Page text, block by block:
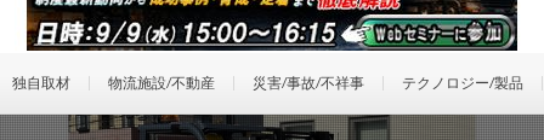
独自取材 物流施設/不動産 災害/事故/不祥事 テクノロジー/製品